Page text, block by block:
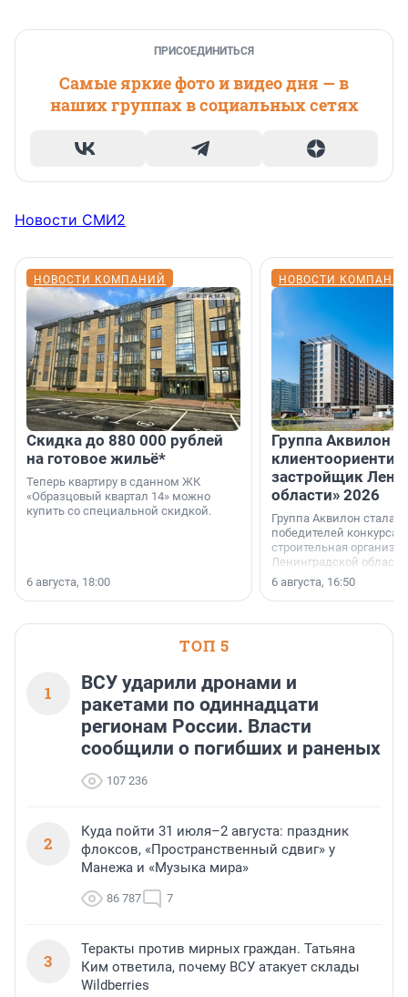
ПРИСОЕДИНИТЬСЯ
Самые яркие фото и видео дня — в
наших группах в социальных сетях
Новости СМИ2
НОВОСТИ КОМПАНИЙ
Скидка до 880 000 рублей
на готовое жильё*
Теперь квартиру в сданном ЖК
«Образцовый квартал 14» можно
купить со специальной скидкой.
6 августа, 18:00
НОВОСТИ
Группа Аквилон
застройщик
области» 2026
Группа Аквилон стала
победителей конкурса
строительная
Ленинградской области
номинации «Самый
застройщик
области».
6 августа, 16:50
ТОП 5
1
ВСУ ударили дронами и
ракетами по одиннадцати
регионам России. Власти
сообщили о погибших и раненых
107 236
2
Куда пойти 31 июля–2 августа: праздник
флоксов, «Пространственный сдвиг» у
Манежа и «Музыка мира»
86 787 7
3
Теракты против мирных граждан. Татьяна
Ким ответила, почему ВСУ атакует склады
Wildberries